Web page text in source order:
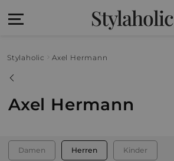
Stylaholic
Stylaholic Axel Hermann
Axel Hermann
Damen Herren Kinder